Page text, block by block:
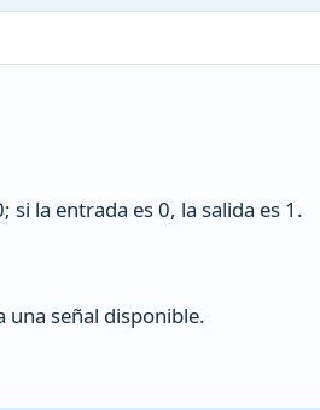
si la entrada es 0, la salida es 1.
una señal disponible.